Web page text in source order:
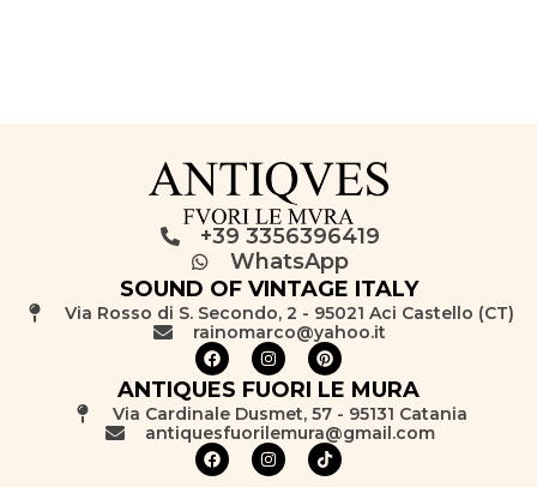
+39 3356396419
WhatsApp
SOUND OF VINTAGE ITALY
Via Rosso di S. Secondo, 2 - 95021 Aci Castello (CT)
rainomarco@yahoo.it
ANTIQUES FUORI LE MURA
Via Cardinale Dusmet, 57 - 95131 Catania
antiquesfuorilemura@gmail.com